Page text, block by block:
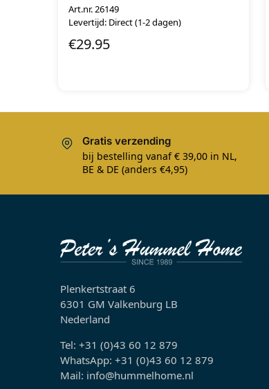
Art.nr. 26149
Levertijd: Direct (1-2 dagen)
€29.95
Gratis verzending
bij bestelling vanaf € 39,00 in NL,
BE & DE (anders €4,95)
Plenkertstraat 6
6301 GM Valkenburg LB
Nederland
Tel: +31 (0)43 60 12 879
WhatsApp: +31 (0)43 60 12 879
Mail: info@hummelhome.nl